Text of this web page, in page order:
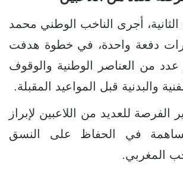
الثانية، أجرى الناخب الوطني محمد
دفعة واحدة، في خطوة هدفت
عدد من العناصر الوطنية والوقوف
والبدنية قبل المواعيد المقبلة.
الفرصة للعديد من اللاعبين لإبراز
في الحفاظ على النسق
المغربي.